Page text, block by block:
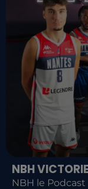
NBH
NBH le Podcast